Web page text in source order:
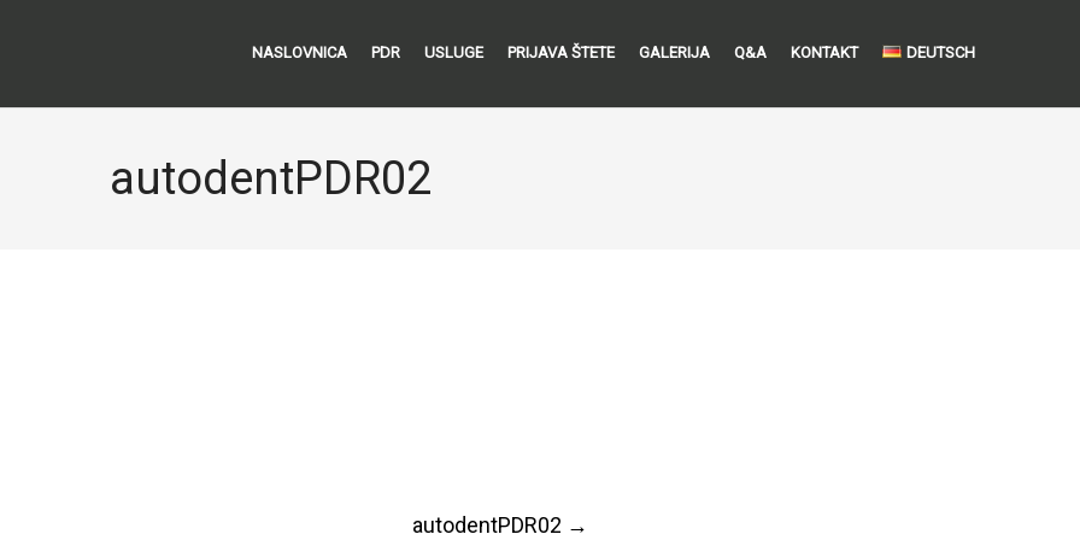
NASLOVNICA PDR USLUGE PRIJAVA ŠTETE GALERIJA Q&A KONTAKT DEUTSCH
autodentPDR02
autodentPDR02 →